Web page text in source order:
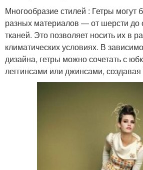
Многообразие стилей : Гетры
разных материалов — от шерсти до
тканей. Это позволяет носить их в
климатических условиях. В
дизайна, гетры можно сочетать с
леггинсами или джинсами,